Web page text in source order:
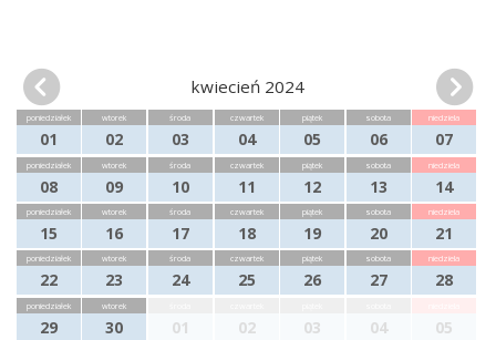
kwiecień 2024
poniedziałek
01
wtorek
02
środa
03
czwartek
04
piątek
05
sobota
06
niedziela
07
poniedziałek
08
wtorek
09
środa
10
czwartek
11
piątek
12
sobota
13
niedziela
14
poniedziałek
15
wtorek
16
środa
17
czwartek
18
piątek
19
sobota
20
niedziela
21
poniedziałek
22
wtorek
23
środa
24
czwartek
25
piątek
26
sobota
27
niedziela
28
poniedziałek
29
wtorek
30 01 02 03 04 05